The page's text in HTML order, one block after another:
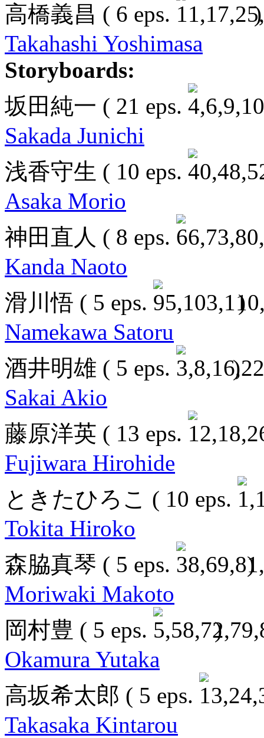
高橋義昌 ( 6 eps.
)
Takahashi Yoshimasa
Storyboards:
坂田純一 ( 21 eps.
Sakada Junichi
浅香守生 ( 10 eps.
Asaka Morio
神田直人 ( 8 eps.
Kanda Naoto
滑川悟 ( 5 eps.
)
Namekawa Satoru
酒井明雄 ( 5 eps.
)
Sakai Akio
藤原洋英 ( 13 eps.
Fujiwara Hirohide
ときたひろこ ( 10 eps.
Tokita Hiroko
森脇真琴 ( 5 eps.
)
Moriwaki Makoto
岡村豊 ( 5 eps.
)
Okamura Yutaka
高坂希太郎 ( 5 eps.
Takasaka Kintarou